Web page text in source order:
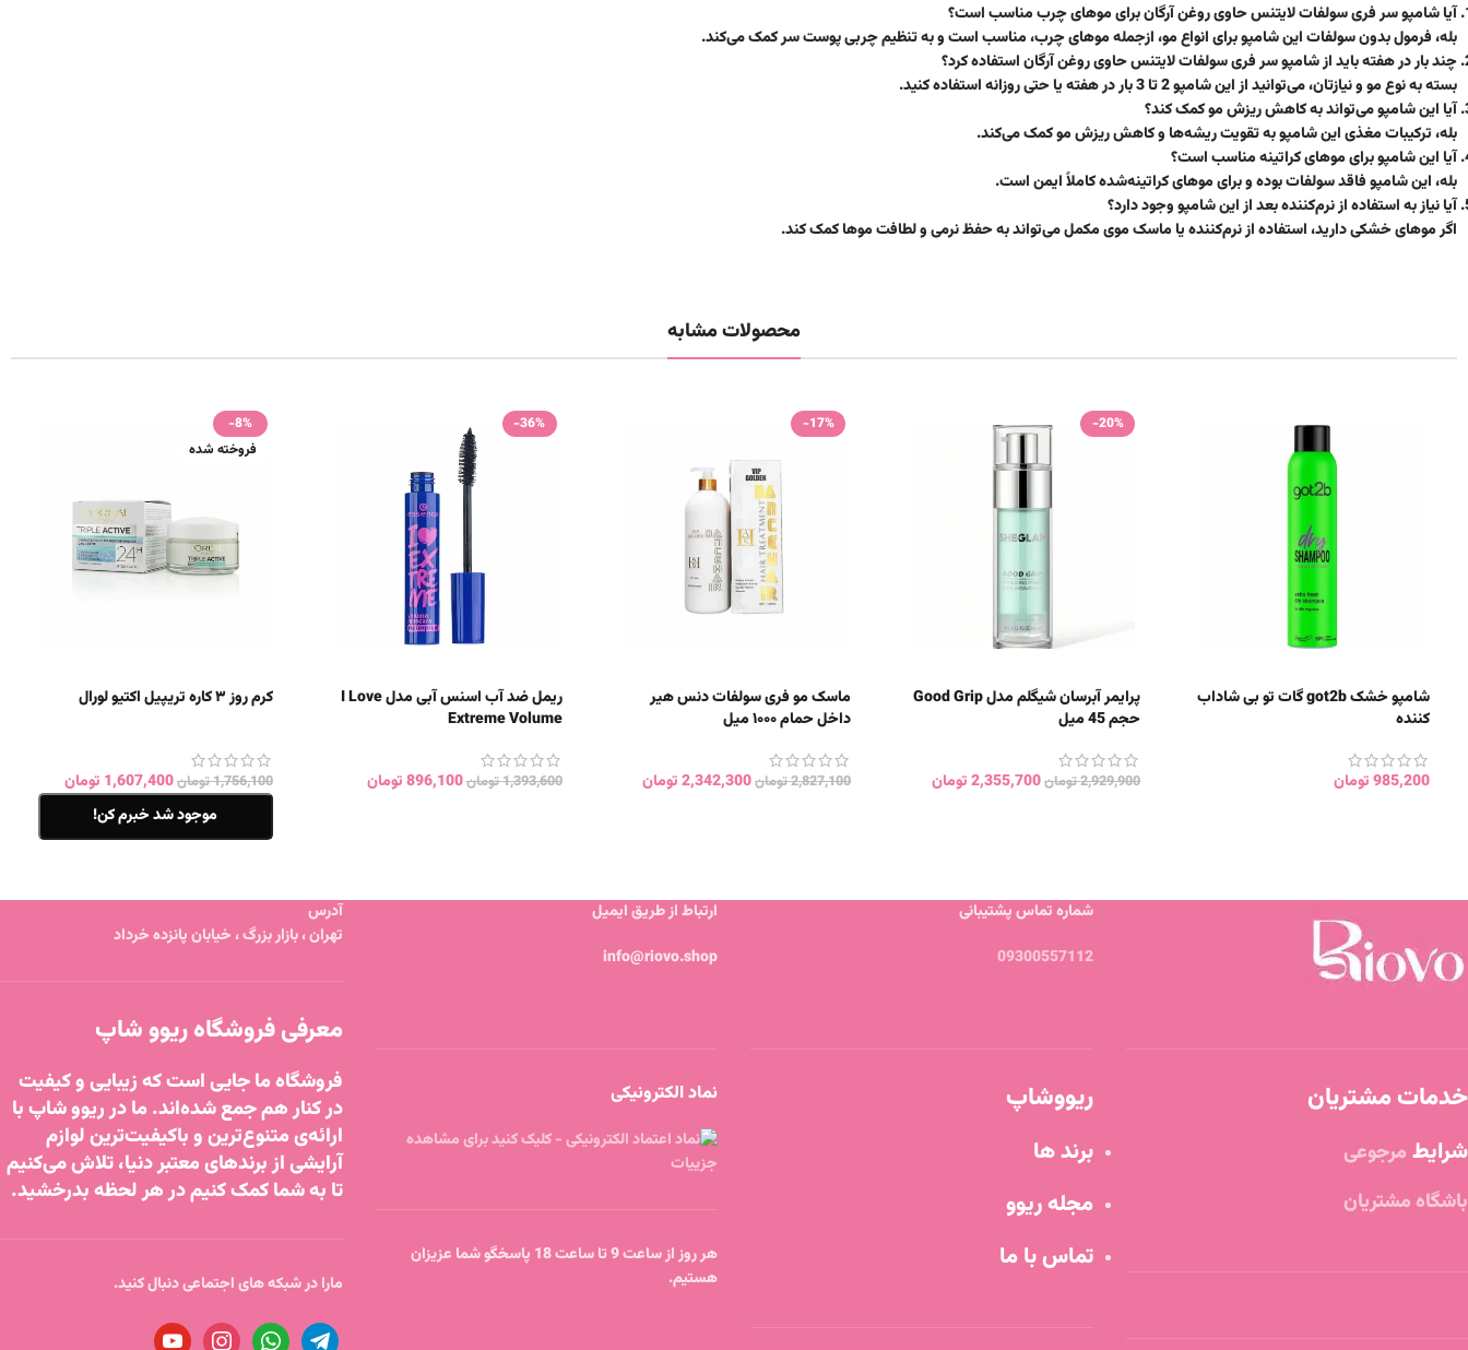
آیا شامپو سر فری سولفات لایتنس حاوی روغن آرگان برای موهای چرب مناسب است؟
بله، فرمول بدون سولفات این شامپو برای انواع مو، ازجمله موهای چرب، مناسب است و به تنظیم چربی پوست سر کمک می‌کند.
چند بار در هفته باید از شامپو سر فری سولفات لایتنس حاوی روغن آرگان استفاده کرد؟
بسته به نوع مو و نیازتان، می‌توانید از این شامپو 2 تا 3 بار در هفته یا حتی روزانه استفاده کنید.
آیا این شامپو می‌تواند به کاهش ریزش مو کمک کند؟
بله، ترکیبات مغذی این شامپو به تقویت ریشه‌ها و کاهش ریزش مو کمک می‌کند.
آیا این شامپو برای موهای کراتینه مناسب است؟
بله، این شامپو فاقد سولفات بوده و برای موهای کراتینه‌شده کاملاً ایمن است.
آیا نیاز به استفاده از نرم‌کننده بعد از این شامپو وجود دارد؟
اگر موهای خشکی دارید، استفاده از نرم‌کننده یا ماسک موی مکمل می‌تواند به حفظ نرمی و لطافت موها کمک کند.
محصولات مشابه
شامپو خشک got2b گات تو بی شاداب
کننده
985,200تومان
-20%
پرایمر آبرسان شیگلم مدل Good Grip
حجم 45 میل
2,929,900تومان2,355,700تومان
-17%
ماسک مو فری سولفات دنس هیر
داخل حمام ۱۰۰۰ میل
2,827,100تومان2,342,300 تومان
-36%
ریمل ضد آب اسنس آبی مدل I Love
Extreme Volume
1,393,600تومان896,100تومان
-8%
فروخته شده
کرم روز ۳ کاره تریپیل اکتیو لورال
1,756,100تومان1,607,400 تومان
موجود شد خبرم کن!
خدمات مشتریان
شرایط مرجوعی
باشگاه مشتریان
شماره تماس پشتیبانی
09300557112
ریووشاپ
برند ها
مجله ریوو
تماس با ما
ارتباط از طریق ایمیل
info@riovo.shop
نماد الکترونیکی
هر روز از ساعت 9 تا ساعت 18 پاسخگو شما عزیزان
هستیم.
آدرس
تهران ، بازار بزرگ ، خیابان پانزده خرداد
معرفی فروشگاه ریوو شاپ
فروشگاه ما جایی است که زیبایی و کیفیت
در کنار هم جمع شده‌اند. ما در ریوو شاپ با
ارائه‌ی متنوع‌ترین و باکیفیت‌ترین لوازم
آرایشی از برندهای معتبر دنیا، تلاش می‌کنیم
تا به شما کمک کنیم در هر لحظه بدرخشید.
مارا در شبکه های اجتماعی دنبال کنید.